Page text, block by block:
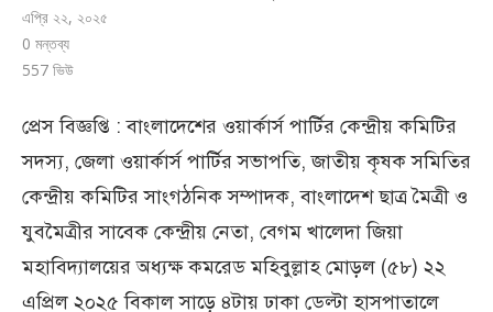
এপ্রি ২২, ২০২৫
0 মন্তব্য
557 ভিউ
প্রেস বিজ্ঞপ্তি : বাংলাদেশের ওয়ার্কার্স পার্টির কেন্দ্রীয় কমিটির
সদস্য, জেলা ওয়ার্কার্স পার্টির সভাপতি, জাতীয় কৃষক সমিতির
কেন্দ্রীয় কমিটির সাংগঠনিক সম্পাদক, বাংলাদেশ ছাত্র মৈত্রী ও
যুবমৈত্রীর সাবেক কেন্দ্রীয় নেতা, বেগম খালেদা জিয়া
মহাবিদ্যালয়ের অধ্যক্ষ কমরেড মহিবুল্লাহ মোড়ল (৫৮) ২২
এপ্রিল ২০২৫ বিকাল সাড়ে ৪টায় ঢাকা ডেল্টা হাসপাতালে